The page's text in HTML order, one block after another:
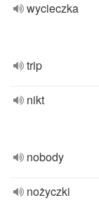
wycieczka
trip
nikt
nobody
nożyczki